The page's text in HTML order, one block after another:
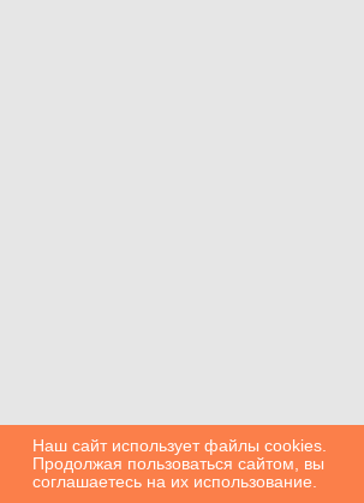
Наш сайт использует файлы cookies.
Продолжая пользоваться сайтом, вы
соглашаетесь на их использование.